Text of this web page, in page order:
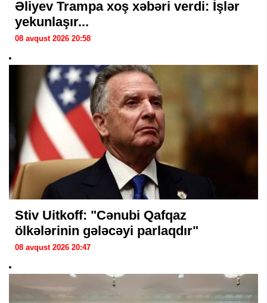
Əliyev Trampa xoş xəbəri verdi: İşlər
yekunlaşır...
08 avqust 2026 20:58
Stiv Uitkoff: "Cənubi Qafqaz
ölkələrinin gələcəyi parlaqdır"
08 avqust 2026 20:47